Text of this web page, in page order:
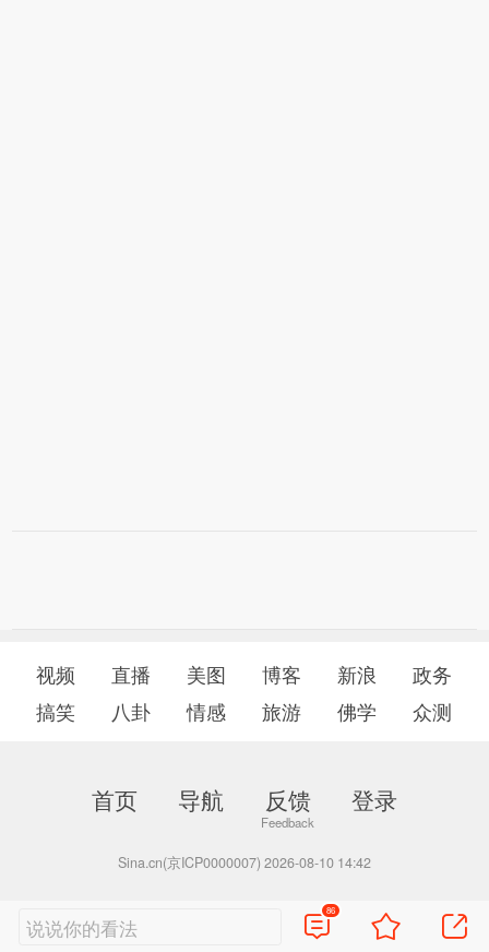
视频 直播 美图 博客 新浪
政务
搞笑
八卦 情感 旅游 佛学 众测
首页 导航 反馈 登录
Sina.cn(京ICP0000007) 2026-08-10 14:42
说说你的看法
86